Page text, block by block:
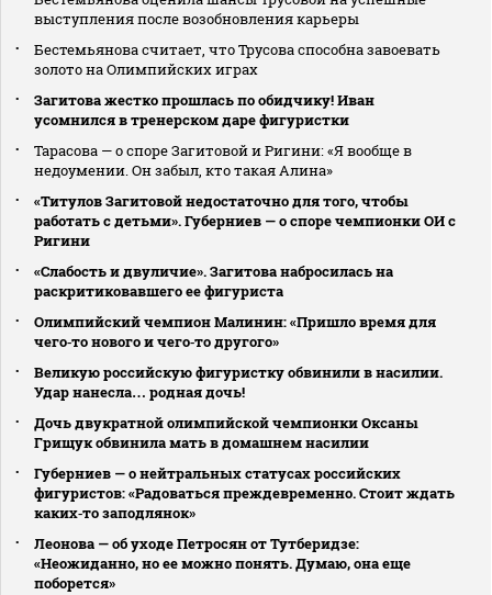
выступления после возобновления карьеры
Бестемьянова считает, что Трусова способна завоевать
золото на Олимпийских играх
Загитова жестко прошлась по обидчику! Иван
усомнился в тренерском даре фигуристки
Тарасова — о споре Загитовой и Ригини: «Я вообще в
недоумении. Он забыл, кто такая Алина»
«Титулов Загитовой недостаточно для того, чтобы
работать с детьми». Губерниев — о споре чемпионки ОИ с
Ригини
«Слабость и двуличие». Загитова набросилась на
раскритиковавшего ее фигуриста
Олимпийский чемпион Малинин: «Пришло время для
чего‑то нового и чего‑то другого»
Великую российскую фигуристку обвинили в насилии.
Удар нанесла… родная дочь!
Дочь двукратной олимпийской чемпионки Оксаны
Грищук обвинила мать в домашнем насилии
Губерниев — о нейтральных статусах российских
фигуристов: «Радоваться преждевременно. Стоит ждать
каких‑то заподлянок»
Леонова — об уходе Петросян от Тутберидзе:
«Неожиданно, но ее можно понять. Думаю, она еще
поборется»